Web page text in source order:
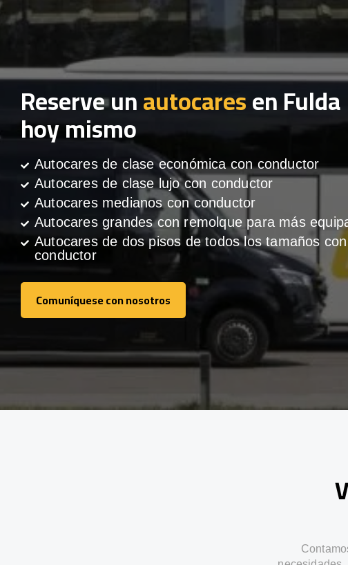
Reserve unautocaresen Fulda
hoy mismo
Autocares de clase económica con conductor
Autocares de clase lujo con conductor
Autocares medianos con conductor
Autocares grandes con remolque para más
Autocares de dos pisos de todos los tamaños con
conductor
Comuníquese con nosotros
Comuníquese con nosotros